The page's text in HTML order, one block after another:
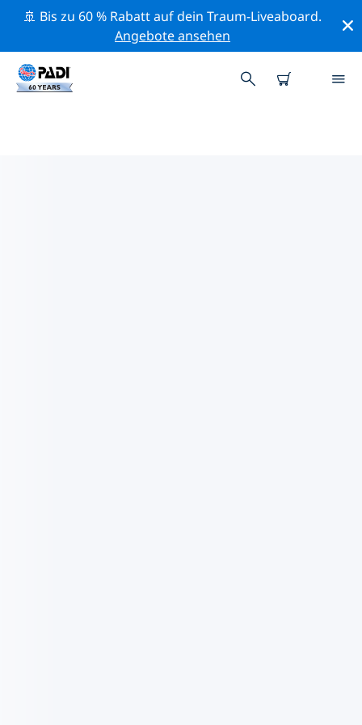
🚢 Bis zu 60 % Rabatt auf dein Traum-Liveaboard.
Angebote ansehen